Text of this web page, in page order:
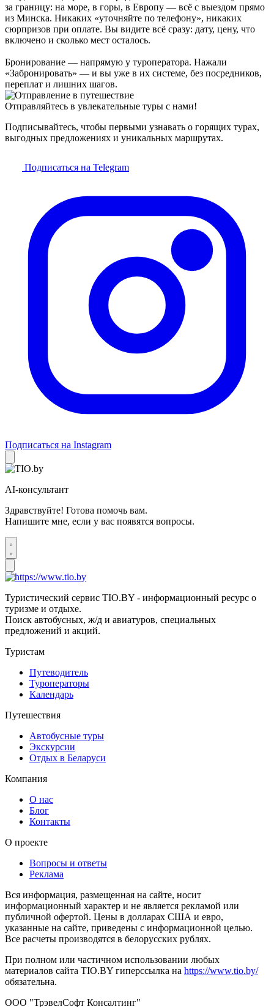
за границу: на море, в горы, в Европу — всё с выездом прямо
из Минска. Никаких «уточняйте по телефону», никаких
сюрпризов при оплате. Вы видите всё сразу: дату, цену, что
включено и сколько мест осталось.
Бронирование — напрямую у туроператора. Нажали
«Забронировать» — и вы уже в их системе, без посредников,
переплат и лишних шагов.
Отправляйтесь в увлекательные туры с нами!
Подписывайтесь, чтобы первыми узнавать о горящих турах,
выгодных предложениях и уникальных маршрутах.
Подписаться на Telegram
Подписаться на Instagram
AI-консультант
Здравствуйте! Готова помочь вам.
Напишите мне, если у вас появятся вопросы.
Туристический сервис TIO.BY - информационный ресурс о
туризме и отдыхе.
Поиск автобусных, ж/д и авиатуров, специальных
предложений и акций.
Туристам
Путеводитель
Туроператоры
Календарь
Путешествия
Автобусные туры
Экскурсии
Отдых в Беларуси
Компания
О нас
Блог
Контакты
О проекте
Вопросы и ответы
Реклама
Вся информация, размещенная на сайте, носит
информационный характер и не является рекламой или
публичной офертой. Цены в долларах США и евро,
указанные на сайте, приведены с информационной целью.
Все расчеты производятся в белорусских рублях.
При полном или частичном использовании любых
материалов сайта TIO.BY гиперссылка на https://www.tio.by/
обязательна.
ООО "ТрэвелСофт Консалтинг"